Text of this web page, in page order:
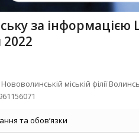
за інформацією
міській філії
та обов’язки